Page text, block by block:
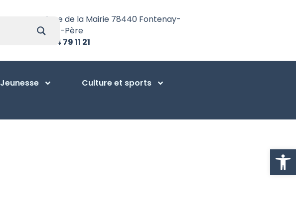
Ouvrir
Place de la Mairie 78440 Fontenay-
Saint-Père
01 34 79 11 21
Jeunesse
Culture et sports